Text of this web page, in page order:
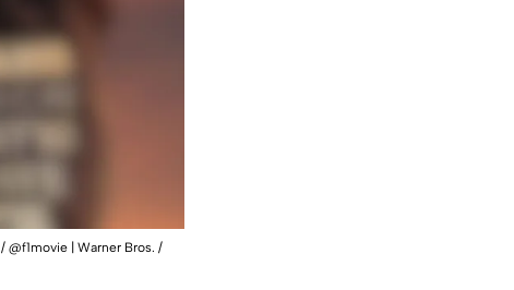
@f1movie | Warner Bros. /